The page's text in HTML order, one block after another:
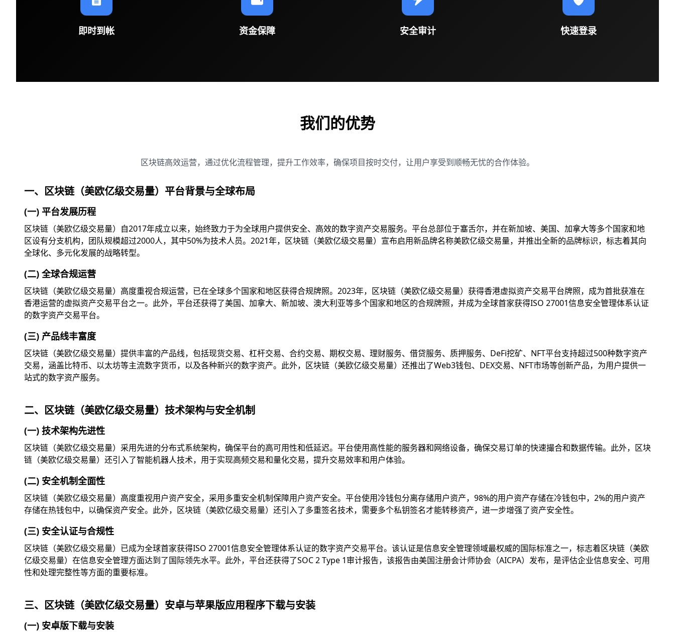
即时到帐 资金保障 安全审计 快速登录
我们的优势
区块链高效运营，通过优化流程管理，提升工作效率，确保项目按时交付，让用户享受到顺畅无忧的合作体验。
一、区块链（美欧亿级交易量）平台背景与全球布局
(一) 平台发展历程
区块链（美欧亿级交易量）自2017年成立以来，始终致力于为全球用户提供安全、高效的数字资产交易服务。平台总部位于塞舌尔，并在新加坡、美国、加拿大等多个国家和地
区设有分支机构，团队规模超过2000人，其中50%为技术人员。2021年，区块链（美欧亿级交易量）宣布启用新品牌名称美欧亿级交易量，并推出全新的品牌标识，标志着其向
全球化、多元化发展的战略转型。
(二) 全球合规运营
区块链（美欧亿级交易量）高度重视合规运营，已在全球多个国家和地区获得合规牌照。2023年，区块链（美欧亿级交易量）获得香港虚拟资产交易平台牌照，成为首批获准在
香港运营的虚拟资产交易平台之一。此外，平台还获得了美国、加拿大、新加坡、澳大利亚等多个国家和地区的合规牌照，并成为全球首家获得ISO 27001信息安全管理体系认证
的数字资产交易平台。
(三) 产品线丰富度
区块链（美欧亿级交易量）提供丰富的产品线，包括现货交易、杠杆交易、合约交易、期权交易、理财服务、借贷服务、质押服务、DeFi挖矿、NFT平台支持超过500种数字资产
交易，涵盖比特币、以太坊等主流数字货币，以及各种新兴的数字资产。此外，区块链（美欧亿级交易量）还推出了Web3钱包、DEX交易、NFT市场等创新产品，为用户提供一
站式的数字资产服务。
二、区块链（美欧亿级交易量）技术架构与安全机制
(一) 技术架构先进性
区块链（美欧亿级交易量）采用先进的分布式系统架构，确保平台的高可用性和低延迟。平台使用高性能的服务器和网络设备，确保交易订单的快速撮合和数据传输。此外，区块
链（美欧亿级交易量）还引入了智能机器人技术，用于实现高频交易和量化交易，提升交易效率和用户体验。
(二) 安全机制全面性
区块链（美欧亿级交易量）高度重视用户资产安全，采用多重安全机制保障用户资产安全。平台使用冷钱包分离存储用户资产，98%的用户资产存储在冷钱包中，2%的用户资产
存储在热钱包中，以确保资产安全。此外，区块链（美欧亿级交易量）还引入了多重签名技术，需要多个私钥签名才能转移资产，进一步增强了资产安全性。
(三) 安全认证与合规性
区块链（美欧亿级交易量）已成为全球首家获得ISO 27001信息安全管理体系认证的数字资产交易平台。该认证是信息安全管理领域最权威的国际标准之一，标志着区块链（美欧
亿级交易量）在信息安全管理方面达到了国际领先水平。此外，平台还获得了SOC 2 Type 1审计报告，该报告由美国注册会计师协会（AICPA）发布，是评估企业信息安全、可用
性和处理完整性等方面的重要标准。
三、区块链（美欧亿级交易量）安卓与苹果版应用程序下载与安装
(一) 安卓版下载与安装